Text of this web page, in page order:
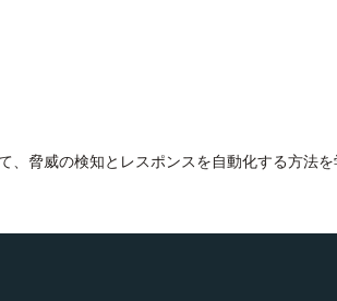
脅威の検知とレスポンスを自動化する方法を